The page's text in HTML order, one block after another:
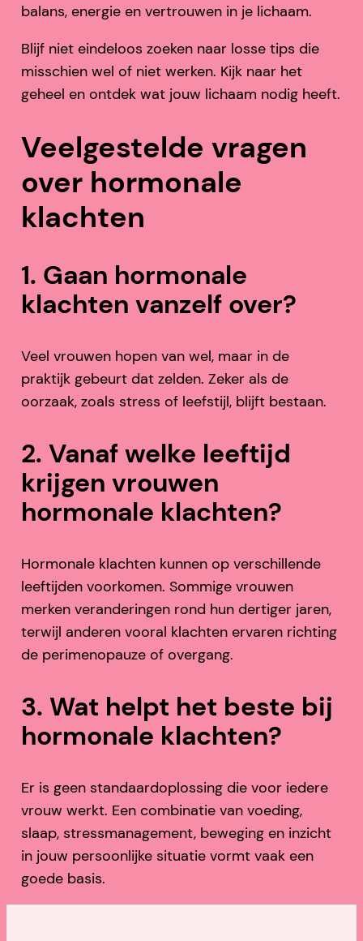
balans, energie en vertrouwen in je lichaam.
Blijf niet eindeloos zoeken naar losse tips die
misschien wel of niet werken. Kijk naar het
geheel en ontdek wat jouw lichaam nodig heeft.
Veelgestelde vragen
over hormonale
klachten
1. Gaan hormonale
klachten vanzelf over?
Veel vrouwen hopen van wel, maar in de
praktijk gebeurt dat zelden. Zeker als de
oorzaak, zoals stress of leefstijl, blijft bestaan.
2. Vanaf welke leeftijd
krijgen vrouwen
hormonale klachten?
Hormonale klachten kunnen op verschillende
leeftijden voorkomen. Sommige vrouwen
merken veranderingen rond hun dertiger jaren,
terwijl anderen vooral klachten ervaren richting
de perimenopauze of overgang.
3. Wat helpt het beste bij
hormonale klachten?
Er is geen standaardoplossing die voor iedere
vrouw werkt. Een combinatie van voeding,
slaap, stressmanagement, beweging en inzicht
in jouw persoonlijke situatie vormt vaak een
goede basis.